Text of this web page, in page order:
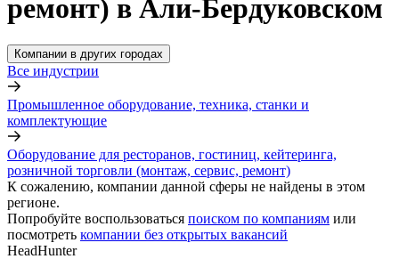
ремонт) в Али-Бердуковском
Компании в других городах
Все индустрии
Промышленное оборудование, техника, станки и
комплектующие
Оборудование для ресторанов, гостиниц, кейтеринга,
розничной торговли (монтаж, сервис, ремонт)
К сожалению, компании данной сферы не найдены в этом
регионе.
Попробуйте воспользоваться поиском по компаниям или
посмотреть компании без открытых вакансий
HeadHunter